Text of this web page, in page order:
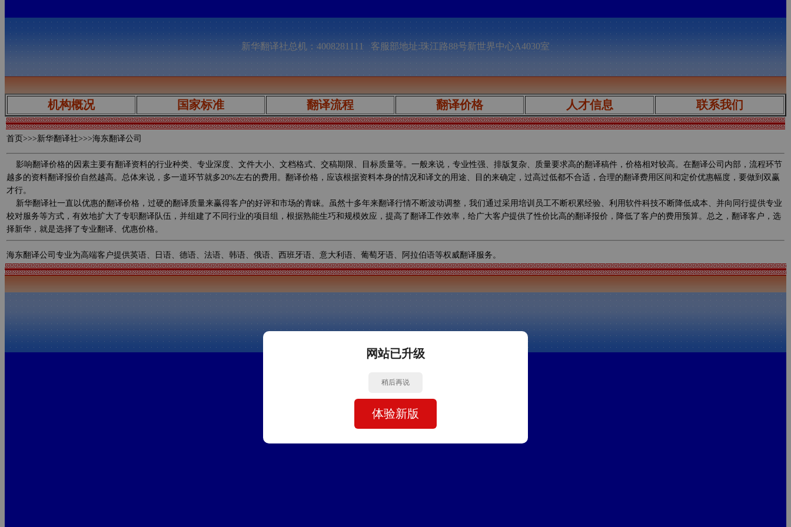
新华翻译社总机：4008281111 客服部地址:珠江路88号新世界中心A4030室
机构概况 国家标准 翻译流程 翻译价格 人才信息 联系我们
首页 >>>新华翻译社>>>海东翻译公司
影响翻译价格的因素主要有翻译资料的行业种类、专业深度、文件大小、文档格式、交稿期限、目标质量等。一般来说，专业性强、排版复杂、质量要求高的翻译稿件，价格相对较高。在翻译公司内部，流程环节
越多的资料翻译报价自然越高。总体来说，多一道环节就多20%左右的费用。翻译价格，应该根据资料本身的情况和译文的用途、目的来确定，过高过低都不合适，合理的翻译费用区间和定价优惠幅度，要做到双赢
才行。
新华翻译社一直以优惠的翻译价格，过硬的翻译质量来赢得客户的好评和市场的青睐。虽然十多年来翻译行情不断波动调整，我们通过采用培训员工不断积累经验、利用软件科技不断降低成本、并向同行提供专业
校对服务等方式，有效地扩大了专职翻译队伍，并组建了不同行业的项目组，根据熟能生巧和规模效应，提高了翻译工作效率，给广大客户提供了性价比高的翻译报价，降低了客户的费用预算。总之，翻译客户，选
择新华，就是选择了专业翻译、优惠价格。
海东翻译公司专业为高端客户提供英语、日语、德语、法语、韩语、俄语、西班牙语、意大利语、葡萄牙语、阿拉伯语等权威翻译服务。
网站已升级
稍后再说
体验新版